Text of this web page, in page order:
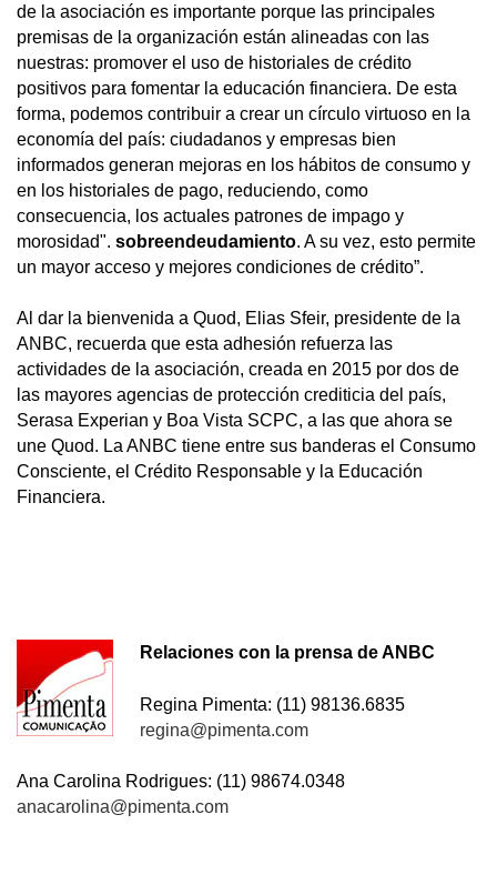
de la asociación es importante porque las principales
premisas de la organización están alineadas con las
nuestras: promover el uso de historiales de crédito
positivos para fomentar la educación financiera. De esta
forma, podemos contribuir a crear un círculo virtuoso en la
economía del país: ciudadanos y empresas bien
informados generan mejoras en los hábitos de consumo y
en los historiales de pago, reduciendo, como
consecuencia, los actuales patrones de impago y
morosidad". sobreendeudamiento. A su vez, esto permite
un mayor acceso y mejores condiciones de crédito”.
Al dar la bienvenida a Quod, Elias Sfeir, presidente de la
ANBC, recuerda que esta adhesión refuerza las
actividades de la asociación, creada en 2015 por dos de
las mayores agencias de protección crediticia del país,
Serasa Experian y Boa Vista SCPC, a las que ahora se
une Quod. La ANBC tiene entre sus banderas el Consumo
Consciente, el Crédito Responsable y la Educación
Financiera.
Relaciones con la prensa de ANBC
Regina Pimenta: (11) 98136.6835
regina@pimenta.com
Ana Carolina Rodrigues: (11) 98674.0348
anacarolina@pimenta.com